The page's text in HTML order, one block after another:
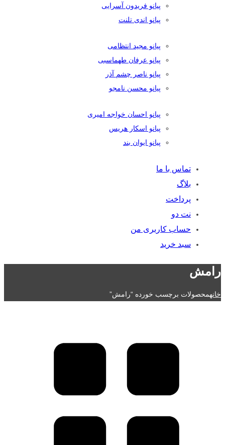
پیانو فریدون آسرایی
پیانو اندی تلنت
پیانو مجید انتظامی
پیانو عرفان طهماسبی
پیانو ناصر چشم آذر
پیانو محسن نامجو
پیانو احسان خواجه امیری
پیانو اسکار هریس
پیانو ایوان بند
تماس با ما
بلاگ
پرداخت
نت دو
حساب کاربری من
سبد خرید
رامش
خانهمحصولات برچسب خورده “رامش”